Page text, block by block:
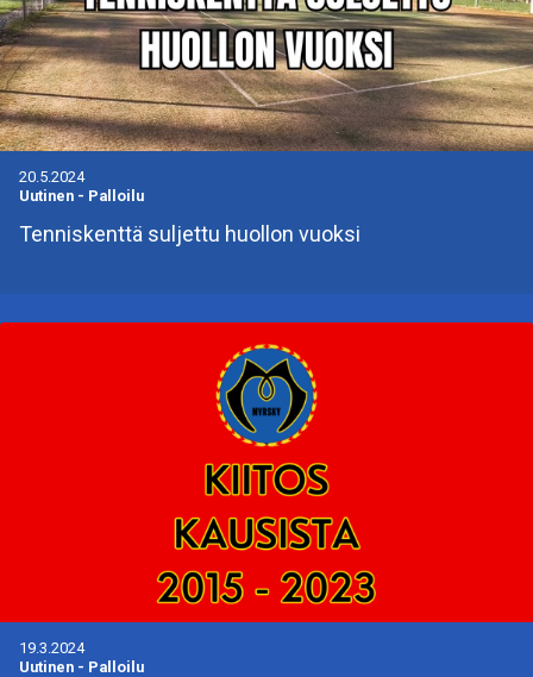
20.5.2024
Uutinen - Palloilu
Tenniskenttä suljettu huollon vuoksi
19.3.2024
Uutinen - Palloilu